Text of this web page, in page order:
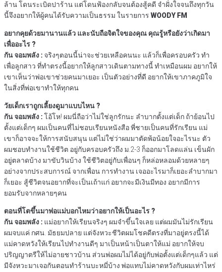
ล้าน โดนระเบิดปาร้าน แต่โดนฟ้องกลับจนต้องสู้คดี จำฝั่งใจจนถึงทุกวัน
นี้จึงอยากให้ผู้คนได้รับความเป็นธรรม ในรายการ WOODY FM
อยากคุยด้วยมานานแล้ว และนับถือจิตใจของคุณ คุณรู้หรือยังว่าเกิดมา
เพื่ออะไร ?
กัน จอมพลัง : จริงๆตอนนี้น่าจะช่วยเหลือคนนะ แล้วก็เพื่อครอบครัว ทำ
เพื่อลูกสาว ที่ทำตรงนี้อยากให้ลูกสาวเดินตามทางนี้ ทำเหมือนผม อยากให้
เขาเห็นว่าพ่อเขาช่วยคนมาเยอะ เป็นตัวอย่างที่ดี อยากให้เขาภาคภูมิใจ
ในสิ่งที่พ่อเขาทำให้ทุกคน
วัยเด็กเราถูกเลี้ยงดูมาแบบไหน ?
กัน จอมพลัง :โอ้โห! ผมนี่ถือว่าไม่ใช่ลูกรักนะ ลำบากตั้งแต่เด็ก ถ้าย้อนไป
ตั้งแต่เด็กๆ ผมเป็นคนที่ไม่ชอบเรียนหนังสือ พี่ชายเป็นคนที่รักเรียน แม่
เขาก็อาจจะให้การสนับสนุน แต่ไม่ใช่ว่าผมมาตัดพ้อน้อยใจอะไรนะ ตัว
ผมชอบทำงานใช้ชีวิต อยู่กับครอบครัวถึง ม.2-3 ก็ออกมาโลดแล่น เข็นผัก
อยู่ตลาดบ้าง มาขับวินบ้าง ใช้ชีวิตอยู่กับเพื่อนๆ ก็หล่อหลอมด้วยหลายๆ
อย่างจากประสบการณ์ จากเพื่อน การทำงาน เจออะไรมาก็เยอะลำบากมา
ก็เยอะ สู้ชีวิตจนอยากที่จะเป็นเถ้าแก่ อยากจะมีเงินมีทอง อยากมีการ
ยอมรับจากหลายๆคน
ตอนที่โตขึ้นมาพ่อแม่บอกไหมว่าอยากให้เป็นอะไร ?
กัน จอมพลัง : แม่อยากให้เรียนจริงๆ ผมจำขึ้นใจเลย แต่ผมมันไม่รักเรียน
ผมจบแค่ กศน. มัธยมปลาย แต่จังหวะชีวิตผมโชคดีตรงที่มาอยู่ตรงนี้ได้
แม่คาดหวังให้เรียนไปทำงานดีๆ มาเป็นหน้าเป็นตาให้แม่ อยากให้จบ
ปริญญาตรีให้ไม่อายชาวบ้าน ส่วนพ่อผมไม่ได้อยู่กับพ่อตั้งแต่เด็กๆแล้ว แต่
มีจังหวะมาเจอกันตอนทำร้านบะหมี่บ้าง พ่อแทบไม่คาดหวังกับผมเท่าไหร่